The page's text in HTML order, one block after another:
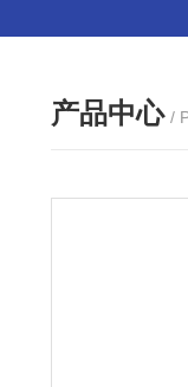
产品中心 /